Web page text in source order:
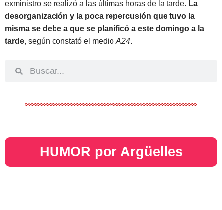
exministro se realizó a las últimas horas de la tarde. La
desorganización y la poca repercusión que tuvo la
misma se debe a que se planificó a este domingo a la
tarde, según constató el medio A24.
HUMOR por Argüelles​